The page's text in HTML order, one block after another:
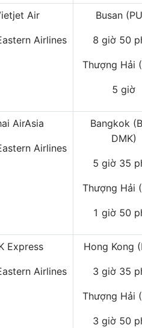
Air
Airlines
Busan
8 giờ 50
Thượng Hải
5 giờ
AirAsia
Airlines
Bangkok
DMK)
5 giờ 35
Thượng Hải
1 giờ 50
Express
Airlines
Hong Kong
3 giờ 35
Thượng Hải
3 giờ 50